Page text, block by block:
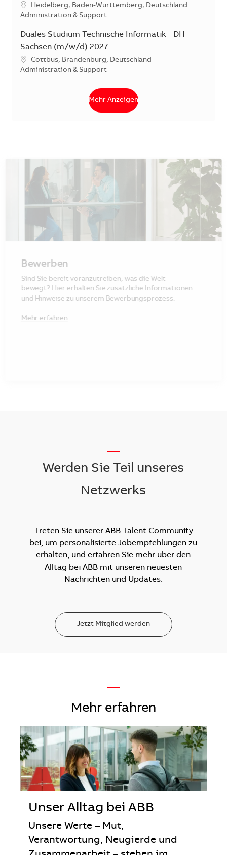
Standort
Heidelberg, Baden-Württemberg, Deutschland
Kategorie
Administration & Support
Duales Studium Technische Informatik - DH
Sachsen (m/w/d) 2027
Standort
Cottbus, Brandenburg, Deutschland
Kategorie
Administration & Support
Mehr Anzeigen
Bewerben
Sind Sie bereit voranzutreiben, was die Welt
bewegt? Hier erhalten Sie zusätzliche Informationen
und Hinweise zu unserem Bewerbungsprozess.
Mehr erfahren
Werden Sie Teil unseres
Netzwerks
Treten Sie unserer ABB Talent Community
bei, um personalisierte Jobempfehlungen zu
erhalten, und erfahren Sie mehr über den
Alltag bei ABB mit unseren neuesten
Nachrichten und Updates.
Jetzt Mitglied werden
—
Mehr erfahren
Unser Alltag bei ABB
Unsere Werte – Mut,
Verantwortung, Neugierde und